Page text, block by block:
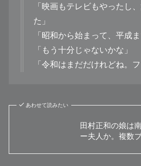
「映画もテレビもやったし
た」
「昭和から始まって、平成ま
「もう十分じゃないかな」
「令和はまだだけれどね。フ
あわせて読みたい
田村正和の娘は
ー夫人か。複数